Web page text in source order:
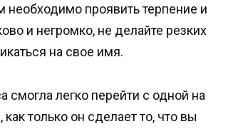
необходимо проявить терпение и
и негромко, не делайте резких
на свое имя.
смогла легко перейти с одной на
только он сделает то, что вы